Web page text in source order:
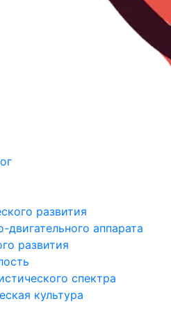
развития
аппарата
развития
спектра
культура